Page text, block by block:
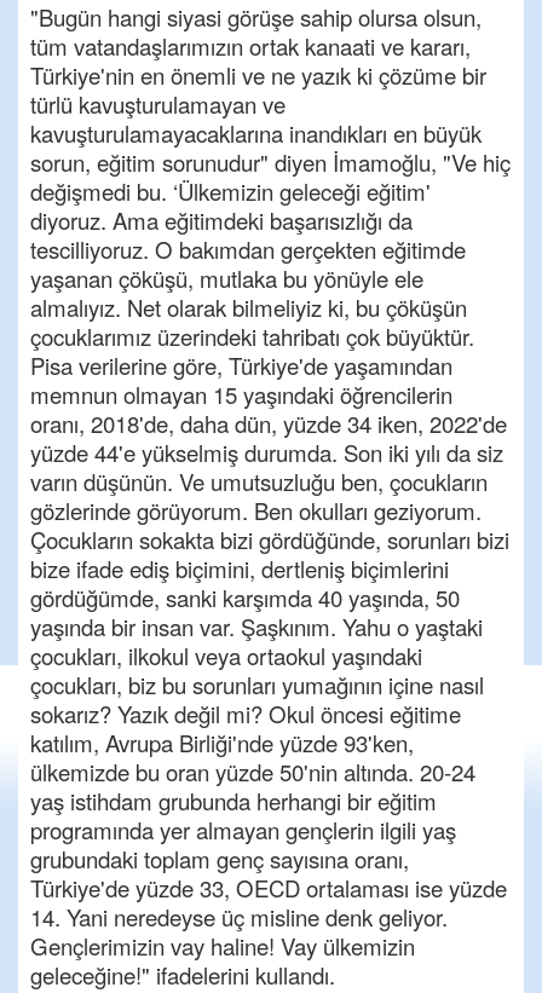
"Bugün hangi siyasi görüşe sahip olursa olsun,
tüm vatandaşlarımızın ortak kanaati ve kararı,
Türkiye'nin en önemli ve ne yazık ki çözüme bir
türlü kavuşturulamayan ve
kavuşturulamayacaklarına inandıkları en büyük
sorun, eğitim sorunudur" diyen İmamoğlu, "Ve hiç
değişmedi bu. ‘Ülkemizin geleceği eğitim'
diyoruz. Ama eğitimdeki başarısızlığı da
tescilliyoruz. O bakımdan gerçekten eğitimde
yaşanan çöküşü, mutlaka bu yönüyle ele
almalıyız. Net olarak bilmeliyiz ki, bu çöküşün
çocuklarımız üzerindeki tahribatı çok büyüktür.
Pisa verilerine göre, Türkiye'de yaşamından
memnun olmayan 15 yaşındaki öğrencilerin
oranı, 2018'de, daha dün, yüzde 34 iken, 2022'de
yüzde 44'e yükselmiş durumda. Son iki yılı da siz
varın düşünün. Ve umutsuzluğu ben, çocukların
gözlerinde görüyorum. Ben okulları geziyorum.
Çocukların sokakta bizi gördüğünde, sorunları bizi
bize ifade ediş biçimini, dertleniş biçimlerini
gördüğümde, sanki karşımda 40 yaşında, 50
yaşında bir insan var. Şaşkınım. Yahu o yaştaki
çocukları, ilkokul veya ortaokul yaşındaki
çocukları, biz bu sorunları yumağının içine nasıl
sokarız? Yazık değil mi? Okul öncesi eğitime
katılım, Avrupa Birliği'nde yüzde 93'ken,
ülkemizde bu oran yüzde 50'nin altında. 20-24
yaş istihdam grubunda herhangi bir eğitim
programında yer almayan gençlerin ilgili yaş
grubundaki toplam genç sayısına oranı,
Türkiye'de yüzde 33, OECD ortalaması ise yüzde
14. Yani neredeyse üç misline denk geliyor.
Gençlerimizin vay haline! Vay ülkemizin
geleceğine!" ifadelerini kullandı.